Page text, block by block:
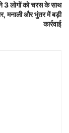
3 लोगों को चरस के साथ
मनाली और भुंतर में बड़ी
कार्रवाई